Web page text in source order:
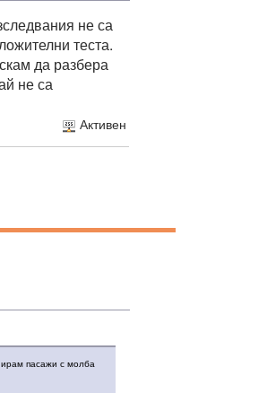
не са
теста.
да разбера
не са
Активен
пасажи с молба